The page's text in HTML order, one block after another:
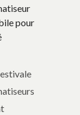
pour